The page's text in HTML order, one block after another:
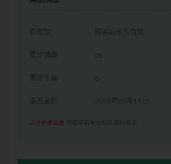
有效期 购买后永久有效
累计销量 56
累计下载 6
最近更新 2026年05月19日
点击开通会员 免费享有本站所有课程资源